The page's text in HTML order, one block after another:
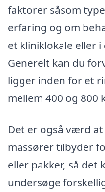
faktorer såsom
erfaring og om
et kliniklokale eller
Generelt kan du
ligger inden for et
mellem 400 og 800
Det er også værd
massører tilbyder
eller pakker, så det
undersøge